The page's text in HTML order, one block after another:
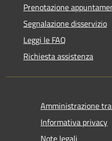
Prenotazione
Segnalazione disservizio
Leggi le FAQ
Richiesta assistenza
Amministrazione
Informativa privacy
Note legali